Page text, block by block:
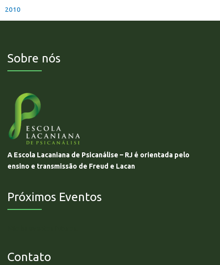
2010
Sobre nós
A Escola Lacaniana de Psicanálise – RJ é orientada pelo
ensino e transmissão de Freud e Lacan
Próximos Eventos
Contato